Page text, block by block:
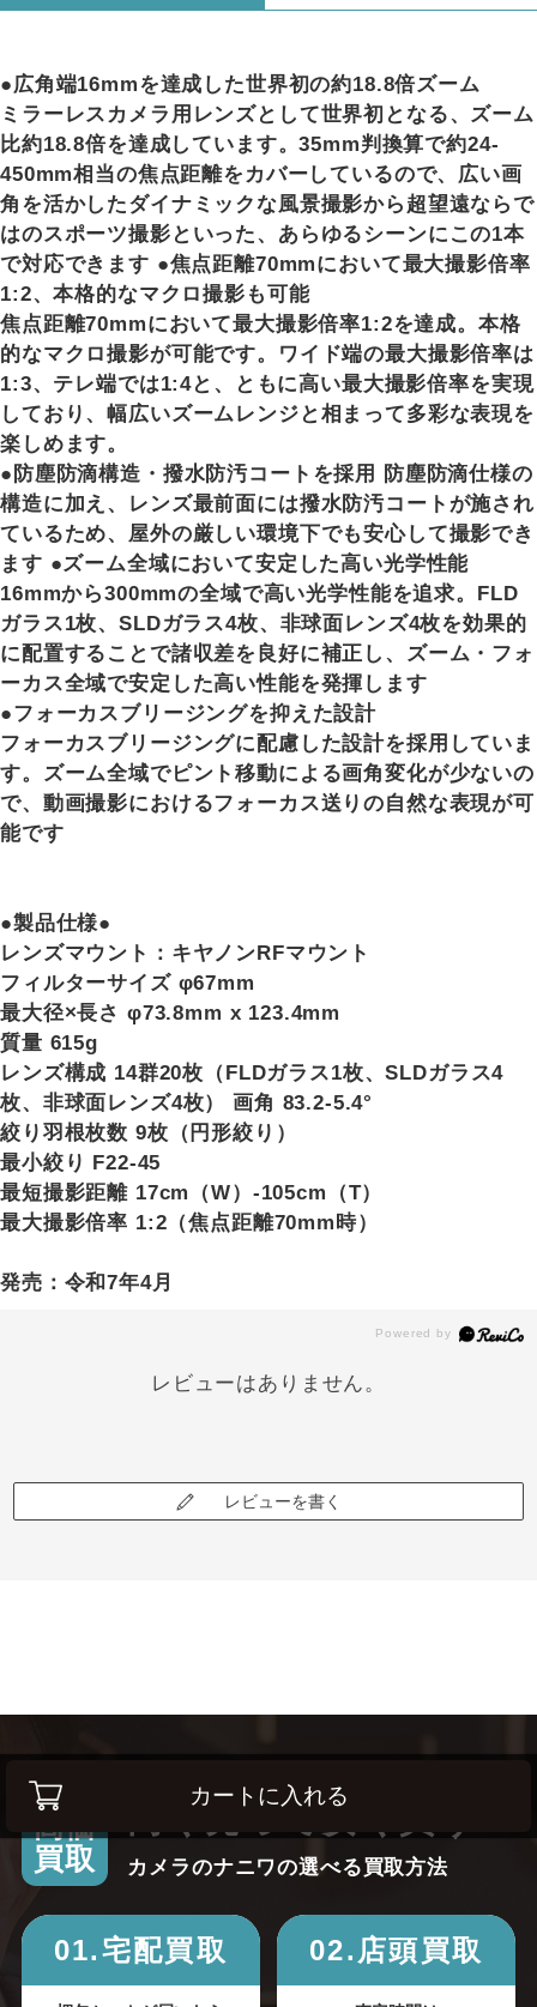
カートに入れる
●広角端16mmを達成した世界初の約18.8倍ズーム
ミラーレスカメラ用レンズとして世界初となる、ズーム
比約18.8倍を達成しています。35mm判換算で約24-
450mm相当の焦点距離をカバーしているので、広い画
角を活かしたダイナミックな風景撮影から超望遠ならで
はのスポーツ撮影といった、あらゆるシーンにこの1本
で対応できます ●焦点距離70mmにおいて最大撮影倍率
1:2、本格的なマクロ撮影も可能
焦点距離70mmにおいて最大撮影倍率1:2を達成。本格
的なマクロ撮影が可能です。ワイド端の最大撮影倍率は
1:3、テレ端では1:4と、ともに高い最大撮影倍率を実現
しており、幅広いズームレンジと相まって多彩な表現を
楽しめます。
●防塵防滴構造・撥水防汚コートを採用 防塵防滴仕様の
構造に加え、レンズ最前面には撥水防汚コートが施され
ているため、屋外の厳しい環境下でも安心して撮影でき
ます ●ズーム全域において安定した高い光学性能
16mmから300mmの全域で高い光学性能を追求。FLD
ガラス1枚、SLDガラス4枚、非球面レンズ4枚を効果的
に配置することで諸収差を良好に補正し、ズーム・フォ
ーカス全域で安定した高い性能を発揮します
●フォーカスブリージングを抑えた設計
フォーカスブリージングに配慮した設計を採用していま
す。ズーム全域でピント移動による画角変化が少ないの
で、動画撮影におけるフォーカス送りの自然な表現が可
能です
●製品仕様●
レンズマウント：キヤノンRFマウント
フィルターサイズ φ67mm
最大径×長さ φ73.8mm x 123.4mm
質量 615g
レンズ構成 14群20枚（FLDガラス1枚、SLDガラス4
枚、非球面レンズ4枚） 画角 83.2-5.4°
絞り羽根枚数 9枚（円形絞り）
最小絞り F22-45
最短撮影距離 17cm（W）-105cm（T）
最大撮影倍率 1:2（焦点距離70mm時）
発売：令和7年4月
レビューはありません。
レビューを書く
高価
買取
高く売って安く買う！
カメラのナニワの選べる買取方法
01.宅配買取 02.店頭買取